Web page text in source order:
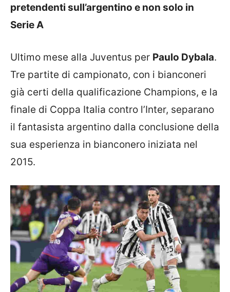
pretendenti sull’argentino e non solo in
Serie A
Ultimo mese alla Juventus per Paulo Dybala.
Tre partite di campionato, con i bianconeri
già certi della qualificazione Champions, e la
finale di Coppa Italia contro l’Inter, separano
il fantasista argentino dalla conclusione della
sua esperienza in bianconero iniziata nel
2015.